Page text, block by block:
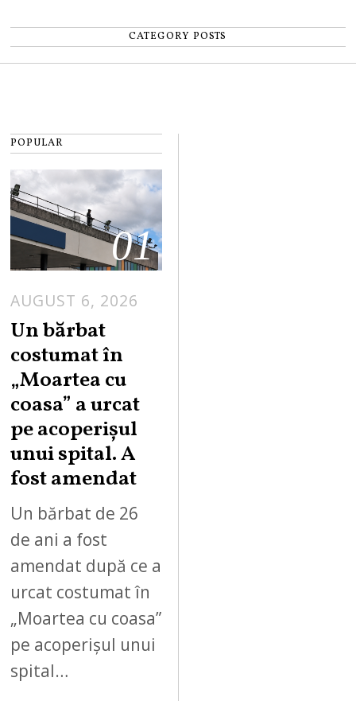
CATEGORY POSTS
POPULAR
01
AUGUST 6, 2026
Un bărbat
costumat în
„Moartea cu
coasa” a urcat
pe acoperișul
unui spital. A
fost amendat
Un bărbat de 26
de ani a fost
amendat după ce a
urcat costumat în
„Moartea cu coasa”
pe acoperișul unui
spital…